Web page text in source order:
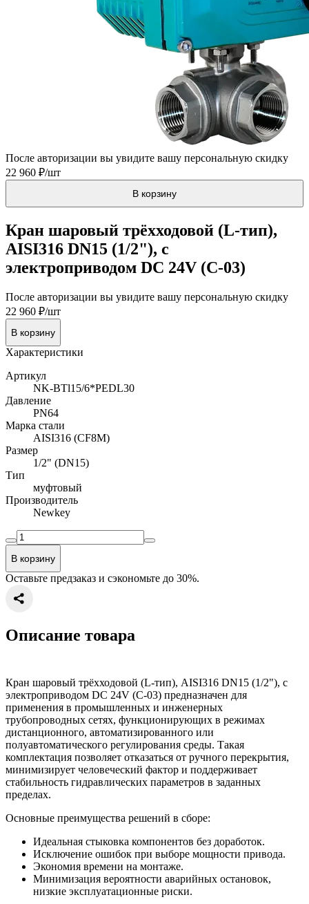
После авторизации вы увидите вашу персональную скидку
22 960 ₽/шт
В корзину
Кран шаровый трёхходовой (L-тип),
AISI316 DN15 (1/2"), с
электроприводом DC 24V (C-03)
После авторизации вы увидите вашу персональную скидку
22 960 ₽/шт
В корзину
Характеристики
Артикул
NK-BTl15/6*PEDL30
Давление
PN64
Марка стали
AISI316 (CF8M)
Размер
1/2" (DN15)
Тип
муфтовый
Производитель
Newkey
В корзину
Оставьте предзаказ и сэкономьте до 30%.
Описание товара
Кран шаровый трёхходовой (L-тип), AISI316 DN15 (1/2"), с
электроприводом DC 24V (C-03) предназначен для
применения в промышленных и инженерных
трубопроводных сетях, функционирующих в режимах
дистанционного, автоматизированного или
полуавтоматического регулирования среды. Такая
комплектация позволяет отказаться от ручного перекрытия,
минимизирует человеческий фактор и поддерживает
стабильность гидравлических параметров в заданных
пределах.
Основные преимущества решений в сборе:
Идеальная стыковка компонентов без доработок.
Исключение ошибок при выборе мощности привода.
Экономия времени на монтаже.
Минимизация вероятности аварийных остановок,
низкие эксплуатационные риски.